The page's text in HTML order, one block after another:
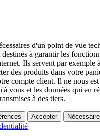
d'un point de vue
à garantir les
Ils servent par exemple
des produits dans votre
compte client. Il ne nous est
vous et les données qui en
à des tiers.
Accepter